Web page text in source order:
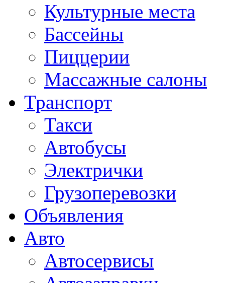
Культурные места
Бассейны
Пиццерии
Массажные салоны
Транспорт
Такси
Автобусы
Электрички
Грузоперевозки
Объявления
Авто
Автосервисы